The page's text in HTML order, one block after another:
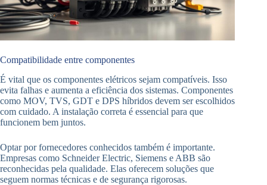
Compatibilidade entre componentes
É vital que os componentes elétricos sejam compatíveis. Isso
evita falhas e aumenta a eficiência dos sistemas. Componentes
como MOV, TVS, GDT e DPS híbridos devem ser escolhidos
com cuidado. A instalação correta é essencial para que
funcionem bem juntos.
Optar por fornecedores conhecidos também é importante.
Empresas como Schneider Electric, Siemens e ABB são
reconhecidas pela qualidade. Elas oferecem soluções que
seguem normas técnicas e de segurança rigorosas.